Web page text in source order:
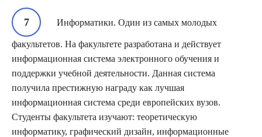
Информатики. Один из самых молодых
факультетов. На факультете разработана и действует
информационная система электронного обучения и
поддержки учебной деятельности. Данная система
получила престижную награду как лучшая
информационная система среди европейских вузов.
Студенты факультета изучают: теоретическую
информатику, графический дизайн, информационные